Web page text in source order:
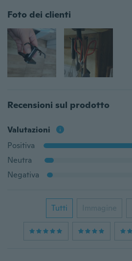
Foto dei clienti
Recensioni sul prodotto
Valutazioni
Positiva
Neutra
Negativa
Tutti Immagine